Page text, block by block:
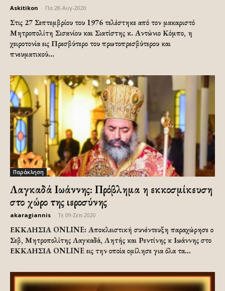
Askitikon Πα 28-Αυγ-2020
Στις 27 Σεπτεμβρίου του 1976 τελέστηκε από τον μακαριστό
Μητροπολίτη Σισανίου και Σιατίστης κ. Αντώνιο Κόμπο, η
χειροτονία εις Πρεσβύτερο του πρωτοπρεσβύτερου και
πνευματικού...
Παράκληση
Λαγκαδά Ιωάννης: Πρόβλημα η εκκοσμίκευση
στο χώρο της ιεροσύνης
akaragiannis Τε 09-Σεπ-2020
ΕΚΚΛΗΣΙΑ ONLINE: Αποκλειστική συνέντευξη παραχώρησε ο
Σεβ, Μητροπολίτης Λαγκαδά, Λητής και Ρεντίνης κ Ιωάννης στο
ΕΚΚΛΗΣΙΑ ONLINE εις την οποία ομίλησε για όλα τα...